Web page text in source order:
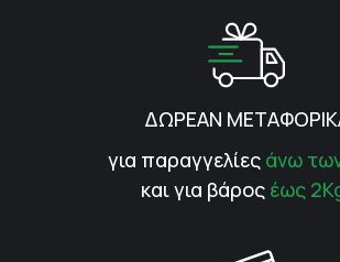
ΔΩΡΕΑΝ
για παραγγελίες άνω
και για βάρος έως